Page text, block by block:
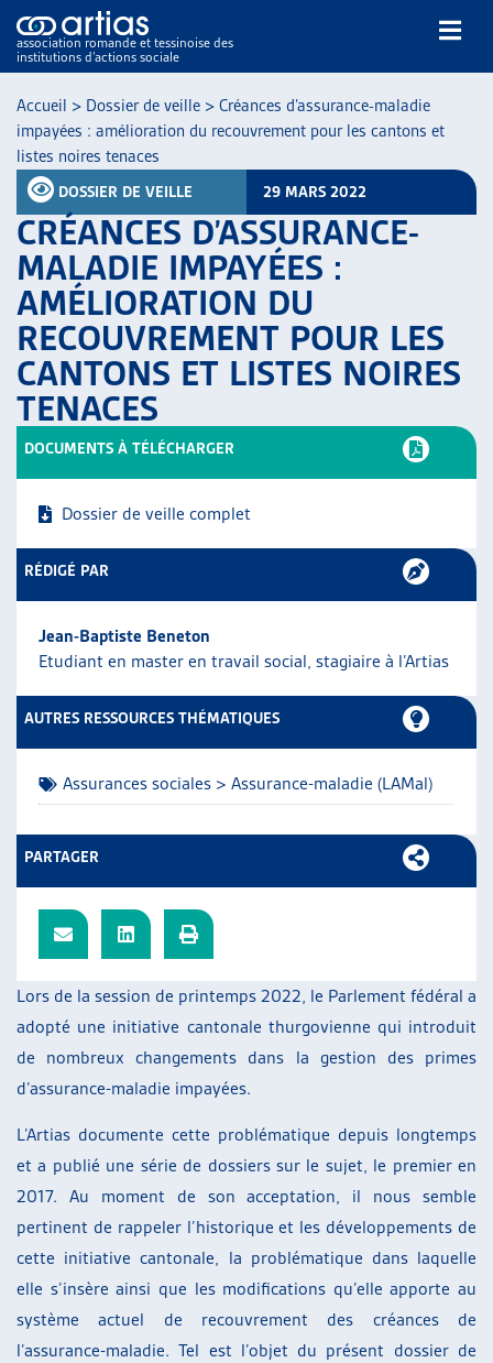
association romande et tessinoise des
institutions d’actions sociale
NOS PUBLICATIONS
ARTICLES
DOSSIERS DU MOIS
VEILLE
RESSOURCES
THÉMATIQUES
GUIDE SOCIAL ROMAND
AUTRES
ARTIAS
PROJETS ET ACTIVITÉS
Accueil > Dossier de veille > Créances d’assurance-maladie
impayées : amélioration du recouvrement pour les cantons et
listes noires tenaces
DOSSIER DE VEILLE 29 MARS 2022
CRÉANCES D’ASSURANCE-
MALADIE IMPAYÉES :
AMÉLIORATION DU
RECOUVREMENT POUR LES
CANTONS ET LISTES NOIRES
TENACES
Lors de la session de printemps 2022, le Parlement fédéral a
adopté une initiative cantonale thurgovienne qui introduit
de nombreux changements dans la gestion des primes
d’assurance-maladie impayées.
L’Artias documente cette problématique depuis longtemps
et a publié une série de dossiers sur le sujet, le premier en
2017. Au moment de son acceptation, il nous semble
pertinent de rappeler l’historique et les développements de
cette initiative cantonale, la problématique dans laquelle
elle s’insère ainsi que les modifications qu’elle apporte au
système actuel de recouvrement des créances de
l’assurance-maladie. Tel est l’objet du présent dossier de
DOCUMENTS À TÉLÉCHARGER
Dossier de veille complet
RÉDIGÉ PAR
Jean-Baptiste Beneton
Etudiant en master en travail social, stagiaire à l’Artias
AUTRES RESSOURCES THÉMATIQUES
Assurances sociales > Assurance-maladie (LAMal)
PARTAGER